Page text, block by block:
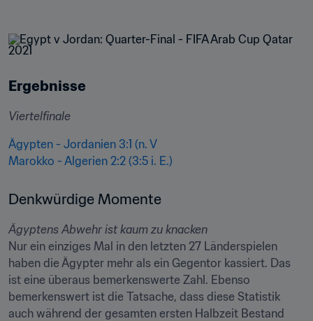
Ergebnisse
Viertelfinale
Ägypten - Jordanien 3:1 (n. V
Marokko - Algerien 2:2 (3:5 i. E.)
Denkwürdige Momente
Ägyptens Abwehr ist kaum zu knacken
Nur ein einziges Mal in den letzten 27 Länderspielen
haben die Ägypter mehr als ein Gegentor kassiert. Das
ist eine überaus bemerkenswerte Zahl. Ebenso
bemerkenswert ist die Tatsache, dass diese Statistik
auch während der gesamten ersten Halbzeit Bestand